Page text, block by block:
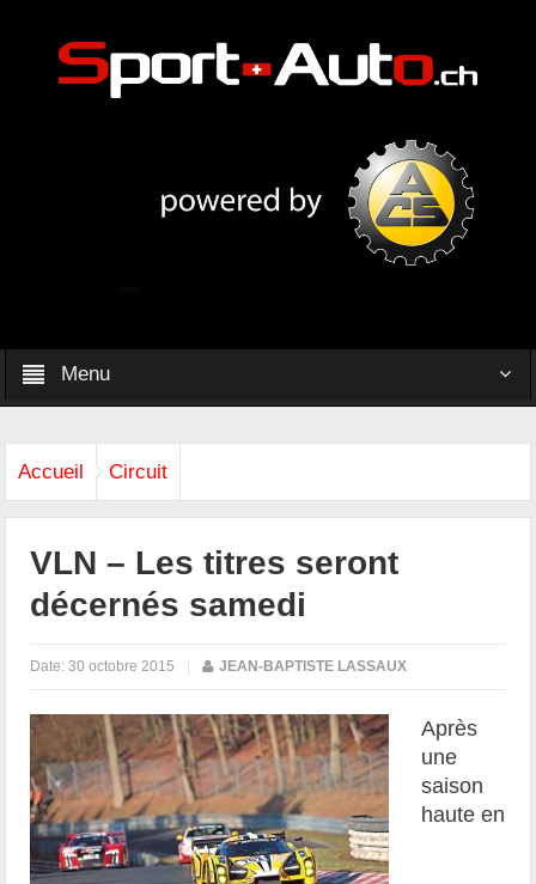
Menu
Accueil Circuit
VLN – Les titres seront
décernés samedi
Date:30 octobre 2015 | JEAN-BAPTISTE LASSAUX
Après
une
saison
haute en